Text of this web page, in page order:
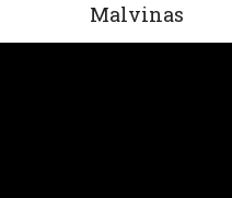
Malvinas